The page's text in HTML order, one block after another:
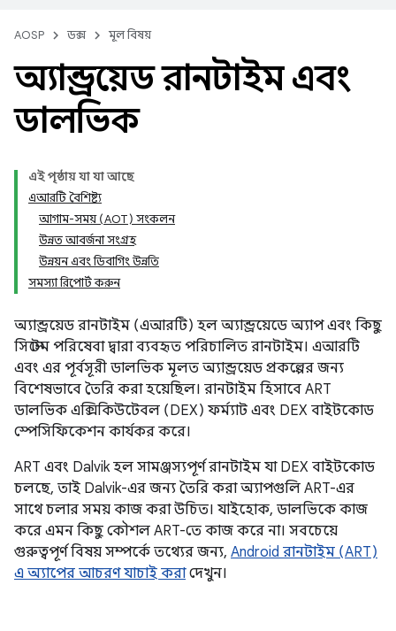
AOSP ডক্স মূল বিষয়
অ্যান্ড্রয়েড রানটাইম এবং
ডালভিক
এই পৃষ্ঠায় যা যা আছে
এআরটি বৈশিষ্ট্য
আগাম-সময় (AOT) সংকলন
উন্নত আবর্জনা সংগ্রহ
উন্নয়ন এবং ডিবাগিং উন্নতি
সমস্যা রিপোর্ট করুন
অ্যান্ড্রয়েড রানটাইম (এআরটি) হল অ্যান্ড্রয়েডে অ্যাপ এবং কিছু
সিস্টেম পরিষেবা দ্বারা ব্যবহৃত পরিচালিত রানটাইম। এআরটি
এবং এর পূর্বসূরী ডালভিক মূলত অ্যান্ড্রয়েড প্রকল্পের জন্য
বিশেষভাবে তৈরি করা হয়েছিল। রানটাইম হিসাবে ART
ডালভিক এক্সিকিউটেবল (DEX) ফর্ম্যাট এবং DEX বাইটকোড
স্পেসিফিকেশন কার্যকর করে।
ART এবং Dalvik হল সামঞ্জস্যপূর্ণ রানটাইম যা DEX বাইটকোড
চলছে, তাই Dalvik-এর জন্য তৈরি করা অ্যাপগুলি ART-এর
সাথে চলার সময় কাজ করা উচিত। যাইহোক, ডালভিকে কাজ
করে এমন কিছু কৌশল ART-তে কাজ করে না। সবচেয়ে
গুরুত্বপূর্ণ বিষয় সম্পর্কে তথ্যের জন্য, Android রানটাইম (ART)
এ অ্যাপের আচরণ যাচাই করাদেখুন।